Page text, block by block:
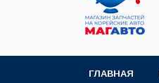
ГЛАВНАЯ